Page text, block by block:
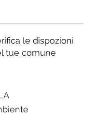
le dispozioni
tue comune